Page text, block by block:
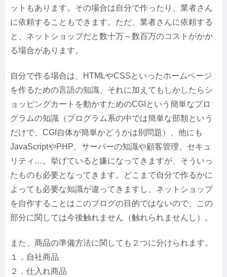
ットもあります。その場合は自分で作ったり、業者さん
に依頼することもできます。ただ、業者さんに依頼する
と、ネットショップだと数十万～数百万のコストがかか
る場合があります。
自分で作る場合は、HTMLやCSSといったホームページ
を作るための言語の知識、それに加えてもしかしたらシ
ョッピングカートを動かすためのCGIという簡単なプロ
グラムの知識（プログラム系の中では簡単な部類という
だけで、CGI自体が簡単かどうかは別問題）、他にも
JavaScriptやPHP、サーバーの知識や顧客管理、セキュ
リティ…。挙げていると嫌になってきますが、そういっ
たものも必要となってきます。どこまで自分で作るかに
よっても必要な知識が違ってきますし、ネットショップ
を自作することはこのブログの目的ではないので、この
部分に関しては今後触れません（触れられませんし）。
また、商品の準備方法に関しても２つに分けられます。
１．自社商品
２．仕入れ商品